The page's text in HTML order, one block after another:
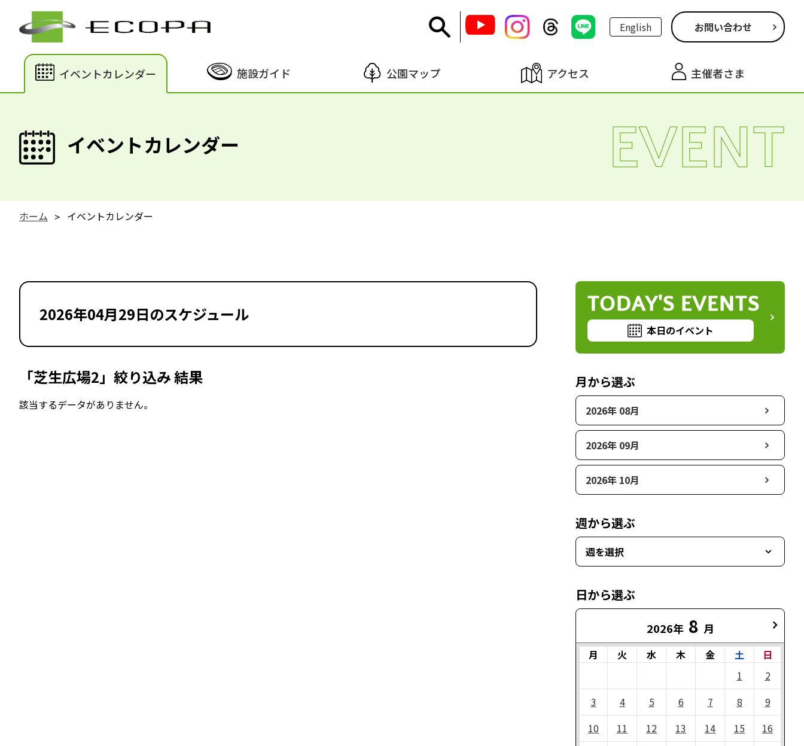
English お問い合わせ
イベントカレンダー 施設ガイド 公園マップ アクセス 主催者さま
イベントカレンダー EVENT
ホーム イベントカレンダー
2026年04月29日のスケジュール
「芝生広場2」絞り込み 結果
該当するデータがありません。
TODAY'S EVENTS
本日のイベント
月から選ぶ
2026年 08月
2026年 09月
2026年 10月
週から選ぶ
週を選択
日から選ぶ
2026年 8 月
月 火 水 木 金 土
日
1
2
3
4 5 6 7 8
9
10
11 12 13 14 15
16